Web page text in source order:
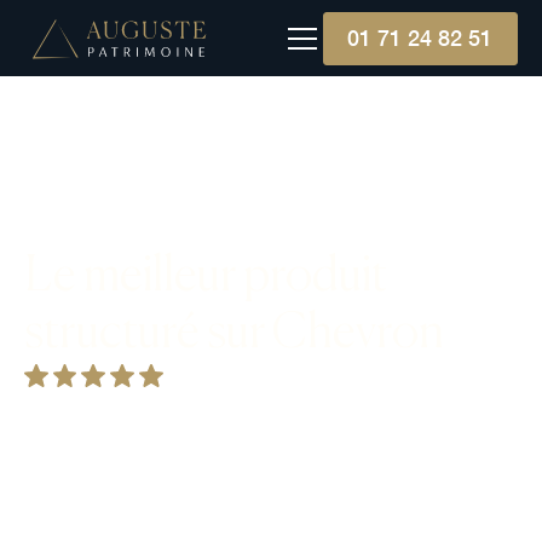
01 71 24 82 51